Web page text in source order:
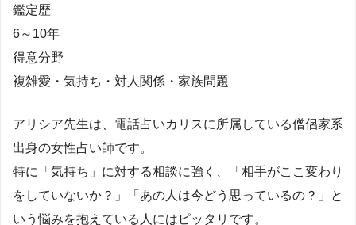
鑑定歴
6～10年
得意分野
複雑愛・気持ち・対人関係・家族問題
アリシア先生は、電話占いカリスに所属している僧侶家系
出身の女性占い師です。
特に「気持ち」に対する相談に強く、「相手がここ変わり
をしていないか？」「あの人は今どう思っているの？」と
いう悩みを抱えている人にはピッタリです。